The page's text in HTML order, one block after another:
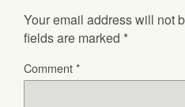
Your email address will not
fields are marked *
Comment*